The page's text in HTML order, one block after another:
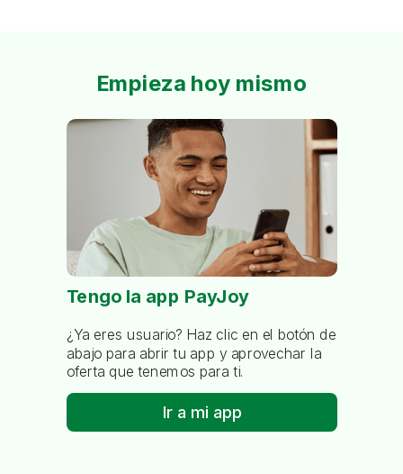
Empieza hoy mismo
Ir a mi app
Tengo la app PayJoy
¿Ya eres usuario? Haz clic en el botón de
abajo para abrir tu app y aprovechar la
oferta que tenemos para ti.